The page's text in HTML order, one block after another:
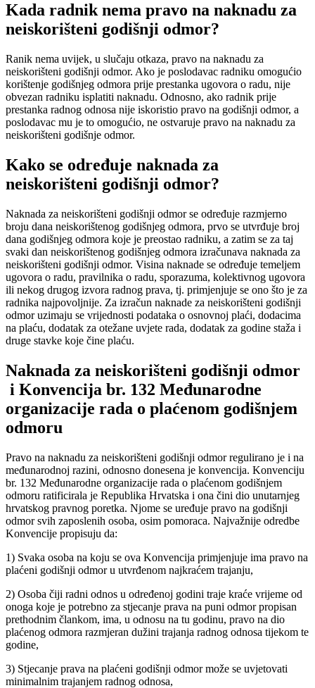
Kada radnik nema pravo na naknadu za
neiskorišteni godišnji odmor?
Ranik nema uvijek, u slučaju otkaza, pravo na naknadu za
neiskorišteni godišnji odmor. Ako je poslodavac radniku omogućio
korištenje godišnjeg odmora prije prestanka ugovora o radu, nije
obvezan radniku isplatiti naknadu. Odnosno, ako radnik prije
prestanka radnog odnosa nije iskoristio pravo na godišnji odmor, a
poslodavac mu je to omogućio, ne ostvaruje pravo na naknadu za
neiskorišteni godišnje odmor.
Kako se određuje naknada za
neiskorišteni godišnji odmor?
Naknada za neiskorišteni godišnji odmor se određuje razmjerno
broju dana neiskorištenog godišnjeg odmora, prvo se utvrđuje broj
dana godišnjeg odmora koje je preostao radniku, a zatim se za taj
svaki dan neiskorištenog godišnjeg odmora izračunava naknada za
neiskorišteni godišnji odmor. Visina naknade se određuje temeljem
ugovora o radu, pravilnika o radu, sporazuma, kolektivnog ugovora
ili nekog drugog izvora radnog prava, tj. primjenjuje se ono što je za
radnika najpovoljnije. Za izračun naknade za neiskorišteni godišnji
odmor uzimaju se vrijednosti podataka o osnovnoj plaći, dodacima
na plaću, dodatak za otežane uvjete rada, dodatak za godine staža i
druge stavke koje čine plaću.
Naknada za neiskorišteni godišnji odmor
i Konvencija br. 132 Međunarodne
organizacije rada o plaćenom godišnjem
odmoru
Pravo na naknadu za neiskorišteni godišnji odmor regulirano je i na
međunarodnoj razini, odnosno donesena je konvencija. Konvenciju
br. 132 Međunarodne organizacije rada o plaćenom godišnjem
odmoru ratificirala je Republika Hrvatska i ona čini dio unutarnjeg
hrvatskog pravnog poretka. Njome se uređuje pravo na godišnji
odmor svih zaposlenih osoba, osim pomoraca. Najvažnije odredbe
Konvencije propisuju da:
1) Svaka osoba na koju se ova Konvencija primjenjuje ima pravo na
plaćeni godišnji odmor u utvrđenom najkraćem trajanju,
2) Osoba čiji radni odnos u određenoj godini traje kraće vrijeme od
onoga koje je potrebno za stjecanje prava na puni odmor propisan
prethodnim člankom, ima, u odnosu na tu godinu, pravo na dio
plaćenog odmora razmjeran dužini trajanja radnog odnosa tijekom te
godine,
3) Stjecanje prava na plaćeni godišnji odmor može se uvjetovati
minimalnim trajanjem radnog odnosa,